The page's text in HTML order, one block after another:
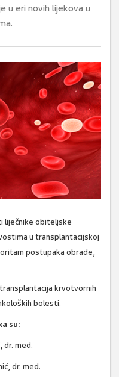
u eri novih lijekova u
liječnike obiteljske
u transplantacijskoj
postupaka obrade,
krvotvornih
bolesti.
su:
dr. med.
dr. med.